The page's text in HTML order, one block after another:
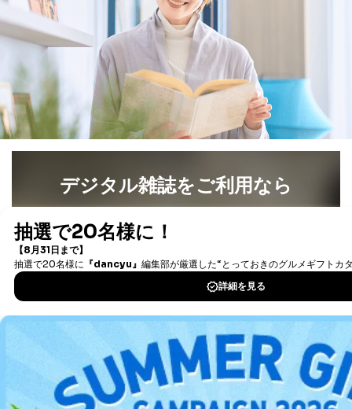
デジタル雑誌をご利用なら
書籍）が無料で読み放題！
DOWNLOAD FOR IOS
DOWNLOAD FOR ANDROID
ご利用方法はこちら